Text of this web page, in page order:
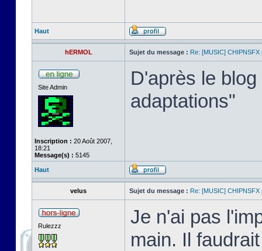
Haut
hERMOL Sujet du message : Re: [MUSIC]
Site Admin
Inscription : 20 Août 2007,
18:21
Message(s) : 5145
D'après le
adaptations"
Haut
velus Sujet du message : Re: [MUSIC]
Rulezzz
Je n'ai pas
main. Il